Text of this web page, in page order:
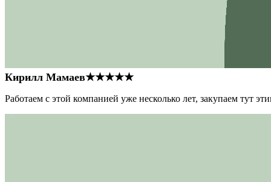
Кирилл Мамаев★★★★★
Работаем с этой компанией уже несколько лет, закупаем тут